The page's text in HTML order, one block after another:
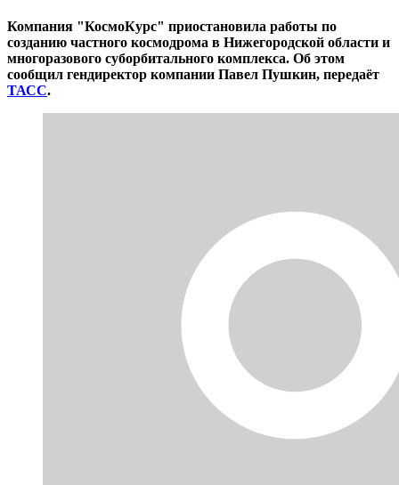
Компания "КосмоКурс" приостановила работы по
созданию частного космодрома в Нижегородской области и
многоразового суборбитального комплекса. Об этом
сообщил гендиректор компании Павел Пушкин, передаёт
ТАСС.